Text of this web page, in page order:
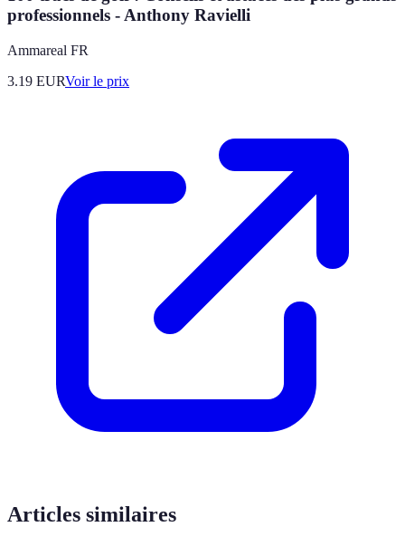
professionnels - Anthony Ravielli
Ammareal FR
3.19 EURVoir le prix
Articles similaires